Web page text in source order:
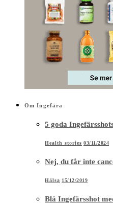
Om Ingefära
5 goda
Health stories 03/11/2024
Nej, du får inte
Hälsa 15/12/2019
Blå Ingefärsshot